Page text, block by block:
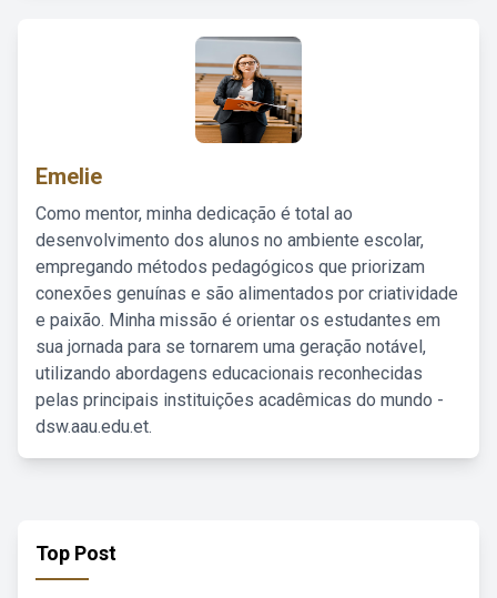
Emelie
Como mentor, minha dedicação é total ao
desenvolvimento dos alunos no ambiente escolar,
empregando métodos pedagógicos que priorizam
conexões genuínas e são alimentados por criatividade
e paixão. Minha missão é orientar os estudantes em
sua jornada para se tornarem uma geração notável,
utilizando abordagens educacionais reconhecidas
pelas principais instituições acadêmicas do mundo -
dsw.aau.edu.et.
Top Post